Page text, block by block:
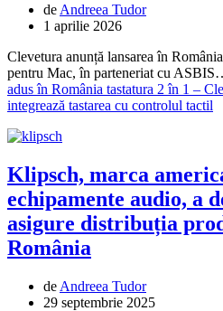
de Andreea Tudor
1 aprilie 2026
Clevetura anunță lansarea în
pentru Mac, în parteneriat cu
adus în România tastatura 2 în 1 –
integrează tastarea cu controlul tactil
Klipsch, marca
echipamente audio, a
asigure distribuția
România
de Andreea Tudor
29 septembrie 2025